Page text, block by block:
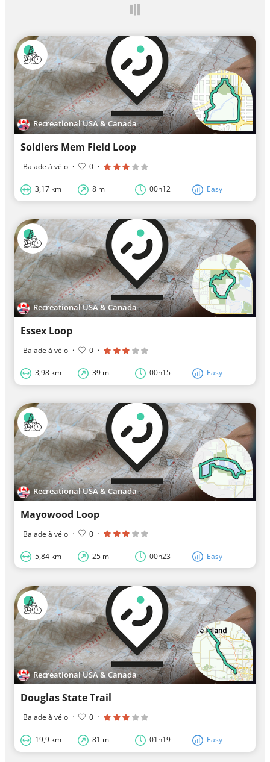
Recreational USA & Canada
Soldiers Mem Field Loop
Balade à vélo · 0 ·
3,17 km 8 m 00h12 Easy
Recreational USA & Canada
Essex Loop
Balade à vélo · 0 ·
3,98 km 39 m 00h15 Easy
Recreational USA & Canada
Mayowood Loop
Balade à vélo · 0 ·
5,84 km 25 m 00h23 Easy
Recreational USA & Canada
Douglas State Trail
Balade à vélo · 0 ·
19,9 km 81 m 01h19 Easy